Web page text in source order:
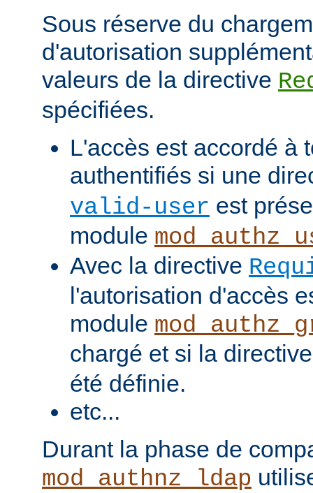
Sous réserve du
d'autorisation
valeurs de la directive
spécifiées.
L'accès est accordé à
authentifiés si une
valid-user est
module
Avec la directive
l'autorisation d'accès
module
chargé et si la
été définie.
etc...
Durant la phase de
mod_authnz_ldap